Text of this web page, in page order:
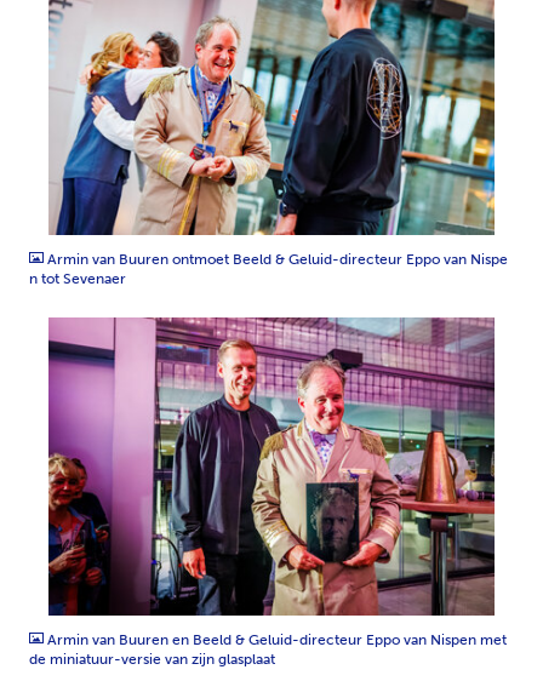
JPG
Armin van Buuren ontmoet Beeld & Geluid-directeur Eppo van Nispe
n tot Sevenaer
Armin van Buuren en Beeld & Geluid-directeur Eppo van Nispen met
de miniatuur-versie van zijn glasplaat